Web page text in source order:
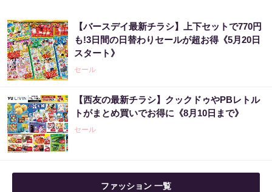
【バースデイ最新チラシ】上下セットで770円
も!3日間の日替わりセールが超お得《5月20日
スタート》
セール
【西友の最新チラシ】クックドゥやPBレトル
トがまとめ買いでお得に《8月10日まで》
セール
ファッション 一覧